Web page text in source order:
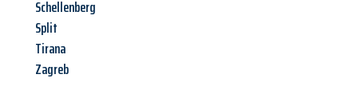
Schellenberg
Split
Tirana
Zagreb